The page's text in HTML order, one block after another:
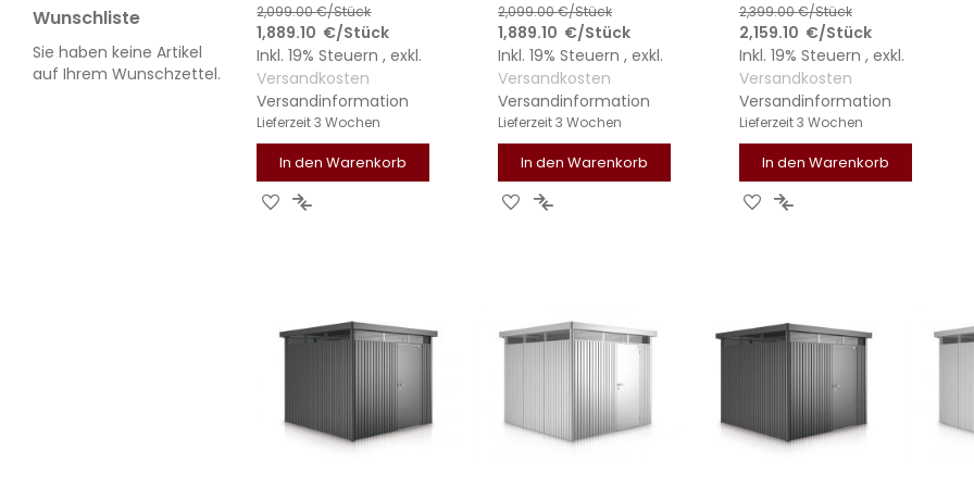
2,099.00€/Stück
1,889.10 €/Stück
Inkl. 19% Steuern,exkl.
Versandkosten
Versandinformation
Lieferzeit 3 Wochen
In den Warenkorb
ZURZUR
2,099.00€/Stück
1,889.10 €/Stück
Inkl. 19% Steuern,exkl.
Versandkosten
Versandinformation
Lieferzeit3 Wochen
In den Warenkorb
ZURZUR
2,399.00€/Stück
2,159.10 €/Stück
Inkl. 19% Steuern , exkl.
Versandkosten
Versandinformation
Lieferzeit3 Wochen
In den Warenkorb
ZURZUR
Wunschliste
Sie haben keine Artikel
auf Ihrem Wunschzettel.